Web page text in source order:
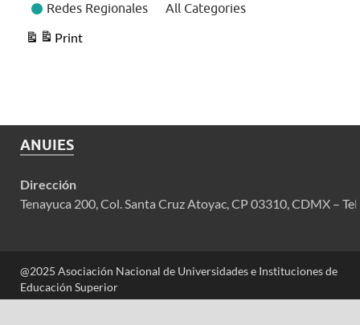
Redes Regionales
All Categories
Print
View
ANUIES
Dirección
Tenayuca 200, Col. Santa Cruz Atoyac, CP 03310, CDMX –
@2025 Asociación Nacional de Universidades e Instituciones de
Educación Superior